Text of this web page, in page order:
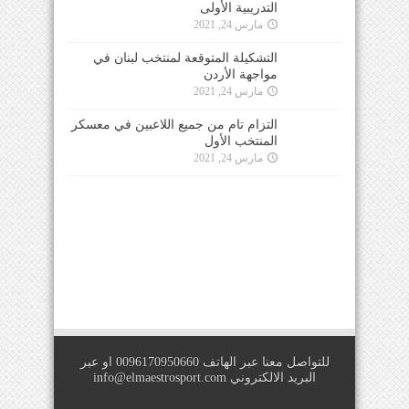
التدريبية الأولى
مارس 24, 2021
التشكيلة المتوقعة لمنتخب لبنان في
مواجهة الأردن
مارس 24, 2021
التزام تام من جميع اللاعبين في معسكر
المنتخب الأول
مارس 24, 2021
للتواصل معنا عبر الهاتف 0096170950660 او عبر
البريد الالكتروني info@elmaestrosport.com